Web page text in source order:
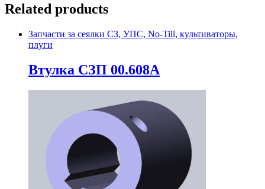
Related products
Запчасти за сеялки СЗ, УПС, No-Till, культиваторы,
плуги
Втулка СЗП 00.608А